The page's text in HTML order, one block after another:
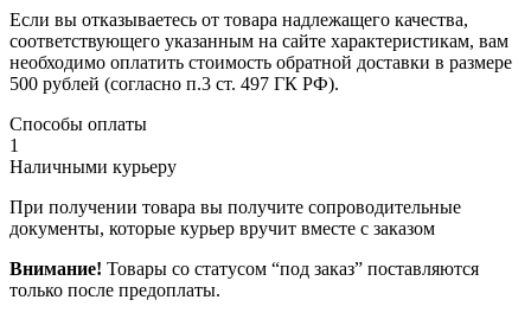
Если вы отказываетесь от товара надлежащего качества,
соответствующего указанным на сайте характеристикам, вам
необходимо оплатить стоимость обратной доставки в размере
500 рублей (согласно п.3 ст. 497 ГК РФ).
Способы оплаты
1
Наличными курьеру
При получении товара вы получите сопроводительные
документы, которые курьер вручит вместе с заказом
Внимание! Товары со статусом “под заказ” поставляются
только после предоплаты.